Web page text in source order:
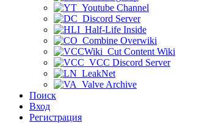
Youtube Channel
Discord Server
Half-Life Inside
Combine Overwiki
Cut Content Wiki
VCC Discord Server
LeakNet
Valve Archive
Поиск
Вход
Регистрация